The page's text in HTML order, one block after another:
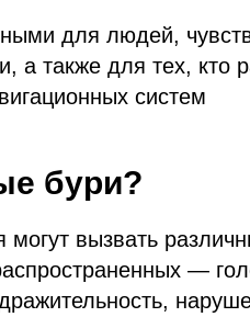
для людей,
а также для тех, кто
систем
бури?
вызвать
—